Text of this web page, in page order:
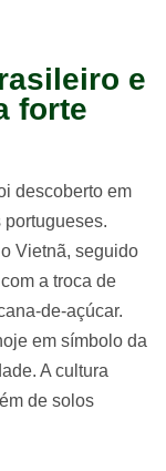
e
forte
descoberto em
Vietnã, seguido
a troca de
de-açúcar.
em símbolo da
A cultura
de solos